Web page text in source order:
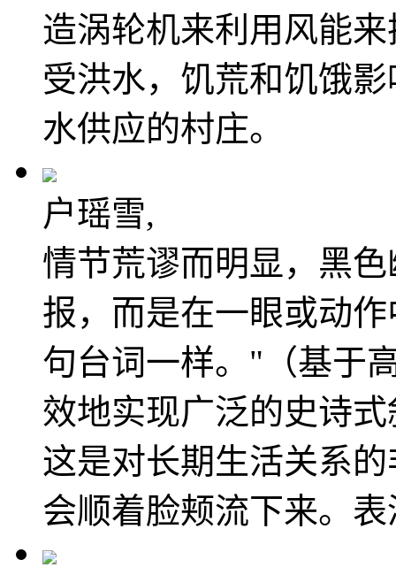
造涡轮机来利用风能
受洪水，饥荒和饥饿
水供应的村庄。
户瑶雪,
情节荒谬而明显，黑
报，而是在一眼或动
句台词一样。"（基于
效地实现广泛的史诗
这是对长期生活关系
会顺着脸颊流下来。